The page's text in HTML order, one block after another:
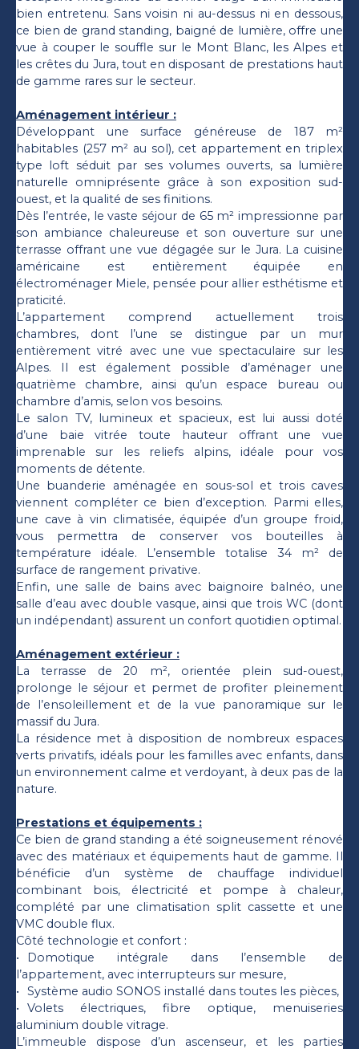
bien entretenu. Sans voisin ni au-dessus ni en dessous,
ce bien de grand standing, baigné de lumière, offre une
vue à couper le souffle sur le Mont Blanc, les Alpes et
les crêtes du Jura, tout en disposant de prestations haut
de gamme rares sur le secteur.
Aménagement intérieur :
Développant une surface généreuse de 187 m²
habitables (257 m² au sol), cet appartement en triplex
type loft séduit par ses volumes ouverts, sa lumière
naturelle omniprésente grâce à son exposition sud-
ouest, et la qualité de ses finitions.
Dès l’entrée, le vaste séjour de 65 m² impressionne par
son ambiance chaleureuse et son ouverture sur une
terrasse offrant une vue dégagée sur le Jura. La cuisine
américaine est entièrement équipée en
électroménager Miele, pensée pour allier esthétisme et
praticité.
L’appartement comprend actuellement trois
chambres, dont l’une se distingue par un mur
entièrement vitré avec une vue spectaculaire sur les
Alpes. Il est également possible d’aménager une
quatrième chambre, ainsi qu’un espace bureau ou
chambre d’amis, selon vos besoins.
Le salon TV, lumineux et spacieux, est lui aussi doté
d’une baie vitrée toute hauteur offrant une vue
imprenable sur les reliefs alpins, idéale pour vos
moments de détente.
Une buanderie aménagée en sous-sol et trois caves
viennent compléter ce bien d’exception. Parmi elles,
une cave à vin climatisée, équipée d’un groupe froid,
vous permettra de conserver vos bouteilles à
température idéale. L’ensemble totalise 34 m² de
surface de rangement privative.
Enfin, une salle de bains avec baignoire balnéo, une
salle d’eau avec double vasque, ainsi que trois WC (dont
un indépendant) assurent un confort quotidien optimal.
Aménagement extérieur :
La terrasse de 20 m², orientée plein sud-ouest,
prolonge le séjour et permet de profiter pleinement
de l’ensoleillement et de la vue panoramique sur le
massif du Jura.
La résidence met à disposition de nombreux espaces
verts privatifs, idéals pour les familles avec enfants, dans
un environnement calme et verdoyant, à deux pas de la
nature.
Prestations et équipements :
Ce bien de grand standing a été soigneusement rénové
avec des matériaux et équipements haut de gamme. Il
bénéficie d’un système de chauffage individuel
combinant bois, électricité et pompe à chaleur,
complété par une climatisation split cassette et une
VMC double flux.
Côté technologie et confort :
Domotique intégrale dans l’ensemble de
l’appartement, avec interrupteurs sur mesure,
Système audio SONOS installé dans toutes les pièces,
Volets électriques, fibre optique, menuiseries
aluminium double vitrage.
L’immeuble dispose d’un ascenseur, et les parties